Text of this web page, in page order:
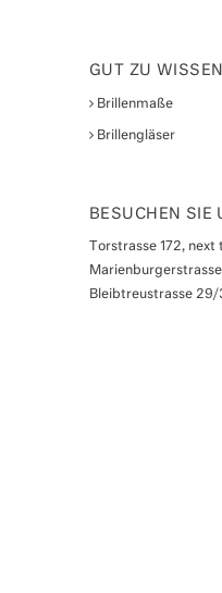
GUT ZU WISSEN
Brillenmaße
Brillengläser
BESUCHEN SIE
Torstrasse 172,
Bleibtreustrasse